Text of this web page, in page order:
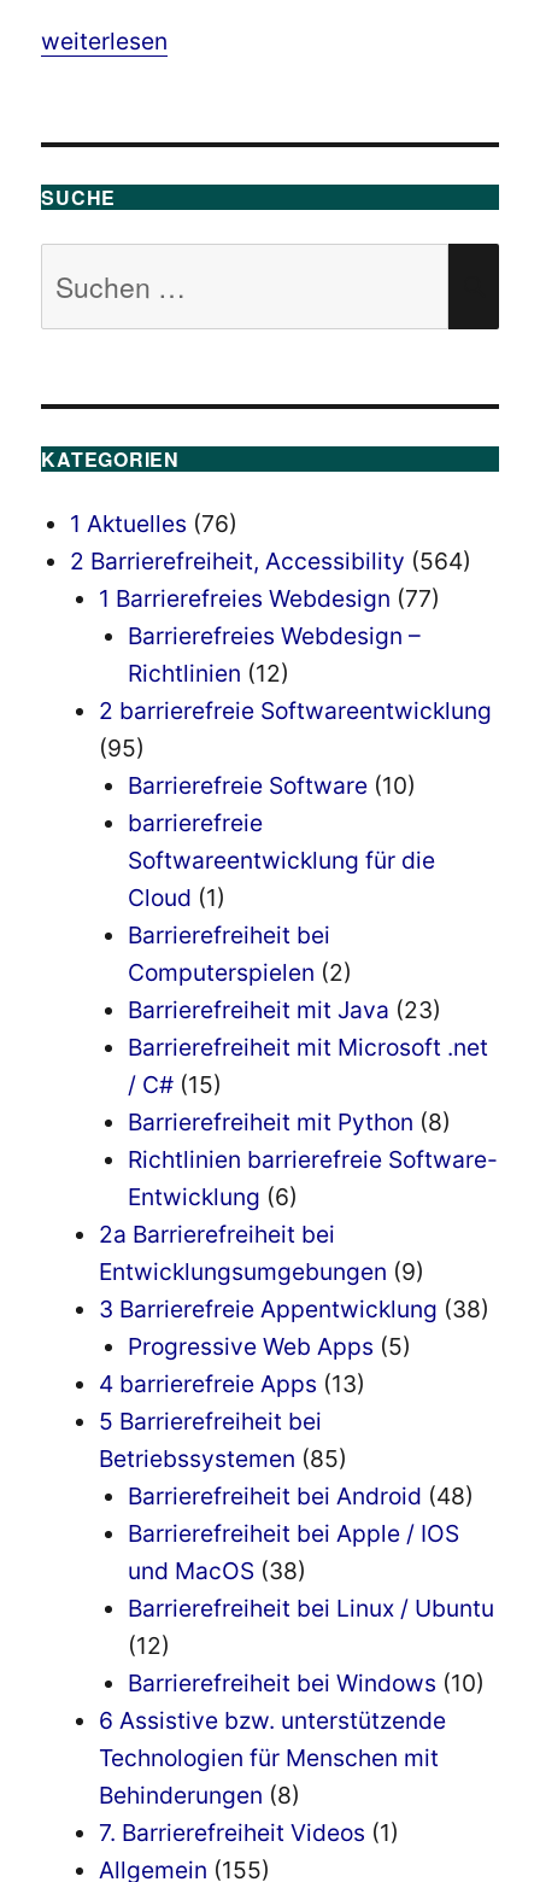
„Barrierefreie Appentwicklung: 10 Tipps für
weiterlesen
SUCHE
nach:
KATEGORIEN
1 Aktuelles (76)
2 Barrierefreiheit, Accessibility (564)
1 Barrierefreies Webdesign (77)
Barrierefreies Webdesign –
Richtlinien (12)
2 barrierefreie Softwareentwicklung
(95)
Barrierefreie Software (10)
barrierefreie
Softwareentwicklung für die
Cloud (1)
Barrierefreiheit bei
Computerspielen (2)
Barrierefreiheit mit Java (23)
Barrierefreiheit mit Microsoft .net
/ C# (15)
Barrierefreiheit mit Python (8)
Richtlinien barrierefreie Software-
Entwicklung (6)
2a Barrierefreiheit bei
Entwicklungsumgebungen (9)
3 Barrierefreie Appentwicklung (38)
Progressive Web Apps (5)
4 barrierefreie Apps (13)
5 Barrierefreiheit bei
Betriebssystemen (85)
Barrierefreiheit bei Android (48)
Barrierefreiheit bei Apple / IOS
und MacOS (38)
Barrierefreiheit bei Linux / Ubuntu
(12)
Barrierefreiheit bei Windows (10)
6 Assistive bzw. unterstützende
Technologien für Menschen mit
Behinderungen (8)
7. Barrierefreiheit Videos (1)
Allgemein (155)